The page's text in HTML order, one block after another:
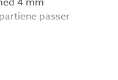
passer
profiler med
og funksjon til